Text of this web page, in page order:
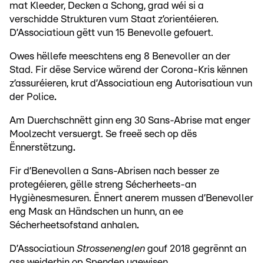
mat Kleeder, Decken a Schong, grad wéi si a
verschidde Strukturen vum Staat z’orientéieren.
D’Associatioun gëtt vun 15 Benevolle gefouert.
Owes hëllefe meeschtens eng 8 Benevoller an der
Stad. Fir dëse Service wärend der Corona-Kris kënnen
z’assuréieren, krut d’Associatioun eng Autorisatioun vun
der Police.
Am Duerchschnëtt ginn eng 30 Sans-Abrise mat enger
Moolzecht versuergt. Se freeë sech op dës
Ënnerstëtzung.
Fir d’Benevollen a Sans-Abrisen nach besser ze
protegéieren, gëlle streng Sécherheets-an
Hygiènesmesuren. Ënnert anerem mussen d’Benevoller
eng Mask an Händschen un hunn, an ee
Sécherheetsofstand anhalen.
D’Associatioun Strossenenglen gouf 2018 gegrënnt an